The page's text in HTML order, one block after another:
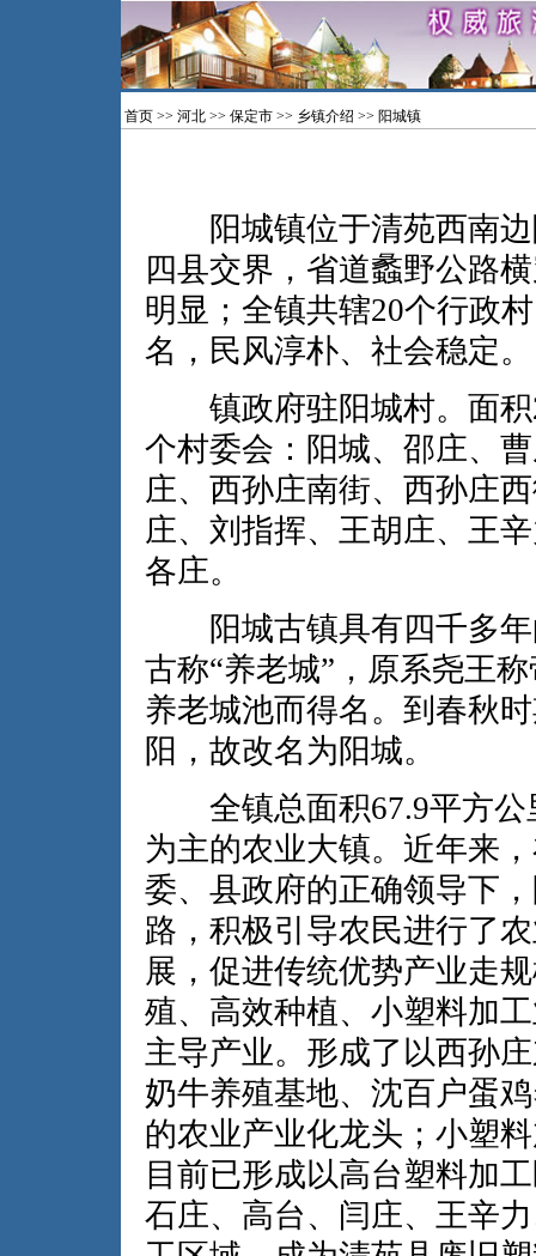
首页 >> 河北 >> 保定市 >> 乡镇介绍 >> 阳城镇
阳城镇位于清苑西南边
四县交界，省道蠡野公路
明显；全镇共辖20个行政
名，民风淳朴、社会稳定。
镇政府驻阳城村。面积
个村委会：阳城、邵庄、
庄、西孙庄南街、西孙庄
庄、刘指挥、王胡庄、王
各庄。
阳城古镇具有四千多年
古称“养老城”，原系尧王
养老城池而得名。到春秋
阳，故改名为阳城。
全镇总面积67.9平方公
为主的农业大镇。近年来
委、县政府的正确领导下
路，积极引导农民进行了
展，促进传统优势产业走
殖、高效种植、小塑料加
主导产业。形成了以西孙
奶牛养殖基地、沈百户蛋
的农业产业化龙头；小塑
目前已形成以高台塑料加
石庄、高台、闫庄、王辛